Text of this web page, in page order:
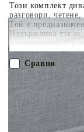
Този комплект
разговори,
Той е
Издържлива
изчистен вид и е
Креслото е
седалка,
Тапицираният
гарантират
Атрактивен
дизайн, тази мека
привлича
седалка.
източници на
Наш
Сравни